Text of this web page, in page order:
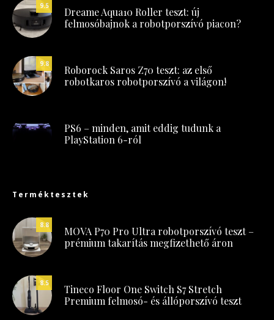
9.5
Dreame Aqua10 Roller teszt: új
felmosóbajnok a robotporszívó piacon?
9.8
Roborock Saros Z70 teszt: az első
robotkaros robotporszívó a világon!
PS6 – minden, amit eddig tudunk a
PlayStation 6-ról
Terméktesztek
8.8
MOVA P70 Pro Ultra robotporszívó teszt –
prémium takarítás megfizethető áron
8.5
Tineco Floor One Switch S7 Stretch
Premium felmosó- és állóporszívó teszt